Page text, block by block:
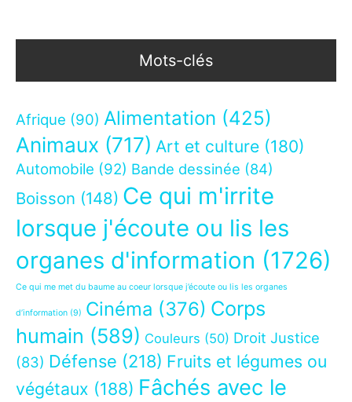
Mots-clés
Afrique (90) Alimentation (425)
Animaux (717) Art et culture (180)
Automobile (92) Bande dessinée (84)
Boisson (148) Ce qui m'irrite
lorsque j'écoute ou lis les
organes d'information (1726)
Ce qui me met du baume au coeur lorsque j’écoute ou lis les organes
d’information (9) Cinéma (376) Corps
humain (589) Couleurs (50) Droit Justice
(83) Défense (218) Fruits et légumes ou
végétaux (188) Fâchés avec le